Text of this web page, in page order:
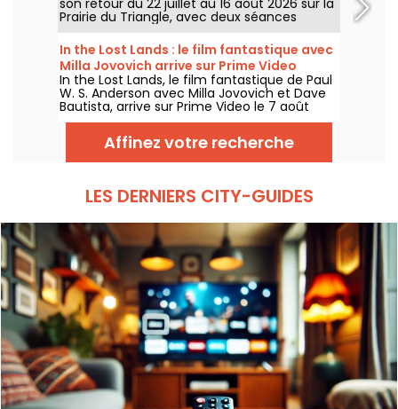
Prairie du Triangle, avec deux séances
gratuites par jour, à 18h et 21h. Pour cette
35e édition, le festival met à l’honneur le
thème “L’appel de la forêt”. Découvrez la
programmation complète et gratuite !
In the Lost Lands : le film fantastique avec
Milla Jovovich arrive sur Prime Video
In the Lost Lands, le film fantastique de Paul
W. S. Anderson avec Milla Jovovich et Dave
Bautista, arrive sur Prime Video le 7 août
2026.
Affinez votre recherche
LES DERNIERS CITY-GUIDES